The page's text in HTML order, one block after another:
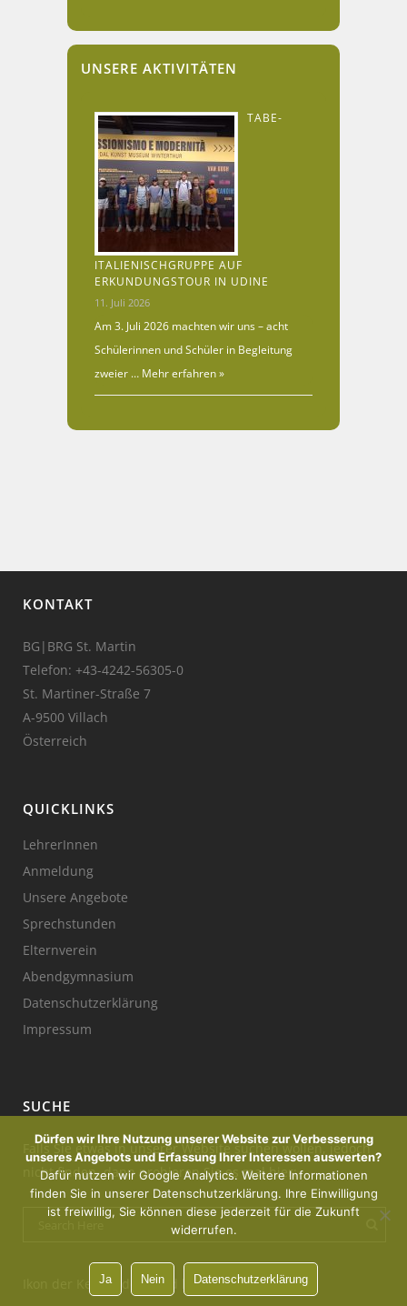
UNSERE AKTIVITÄTEN
TABE-
ITALIENISCHGRUPPE AUF
ERKUNDUNGSTOUR IN UDINE
11. Juli 2026
Am 3. Juli 2026 machten wir uns – acht
Schülerinnen und Schüler in Begleitung
zweier … Mehr erfahren »
KONTAKT
BG|BRG St. Martin
Telefon: +43-4242-56305-0
St. Martiner-Straße 7
A-9500 Villach
Österreich
QUICKLINKS
LehrerInnen
Anmeldung
Unsere Angebote
Sprechstunden
Elternverein
Abendgymnasium
Datenschutzerklärung
Impressum
SUCHE
Falls Sie etwas in unserer Website suchen wollen, jedoch
nicht finden, dann probieren Sie es mal hier:
Ikon der Kerze : designed by Freepik
Dürfen wir Ihre Nutzung unserer Website zur Verbesserung
unseres Angebots und Erfassung Ihrer Interessen auswerten?
Dafür nutzen wir Google Analytics. Weitere Informationen
finden Sie in unserer Datenschutzerklärung. Ihre Einwilligung
ist freiwillig, Sie können diese jederzeit für die Zukunft
widerrufen.
Ja Nein Datenschutzerklärung